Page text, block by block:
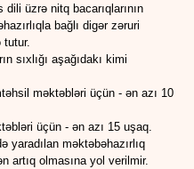
üzrə nitq bacarıqlarının
bağlı digər zəruri
tutur.
sıxlığı aşağıdakı kimi
məktəbləri üçün - ən azı 10
üçün - ən azı 15 uşaq.
məktəbəhazırlıq
artıq olmasına yol verilmir.